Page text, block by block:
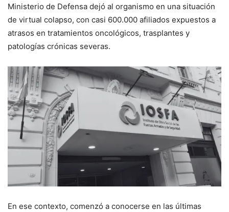
Ministerio de Defensa dejó al organismo en una situación
de virtual colapso, con casi 600.000 afiliados expuestos a
atrasos en tratamientos oncológicos, trasplantes y
patologías crónicas severas.
En ese contexto, comenzó a conocerse en las últimas